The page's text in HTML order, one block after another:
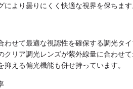
により曇りにくく快適な視界を保ちます
わせて最適な視認性を確保する調光タ
クリア調光レンズが紫外線量に合わせ
抑える偏光機能も併せ持っています。